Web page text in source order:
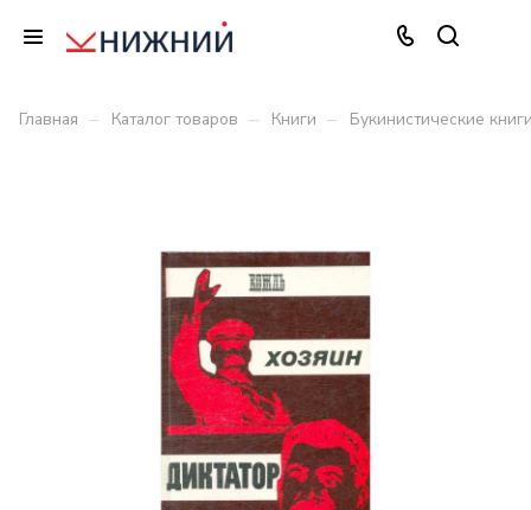
Главная – Каталог товаров – Книги – Букинистические